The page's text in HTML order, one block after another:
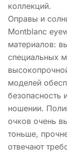
коллекций.
Оправы и
Montblanc
материалов:
специальных
моделей
безопасность
ношении.
очков очень
тоньше,
отвечают